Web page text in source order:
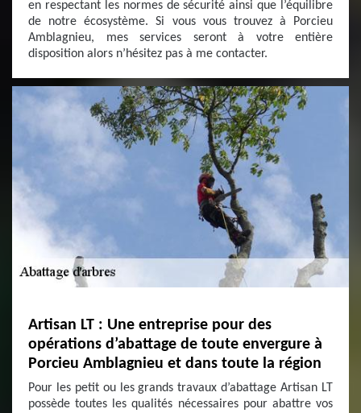
en respectant les normes de sécurité ainsi que l’équilibre
de notre écosystème. Si vous vous trouvez à Porcieu
Amblagnieu, mes services seront à votre entière
disposition alors n’hésitez pas à me contacter.
Artisan LT : Une entreprise pour des
opérations d’abattage de toute envergure à
Porcieu Amblagnieu et dans toute la région
Pour les petit ou les grands travaux d’abattage Artisan LT
possède toutes les qualités nécessaires pour abattre vos